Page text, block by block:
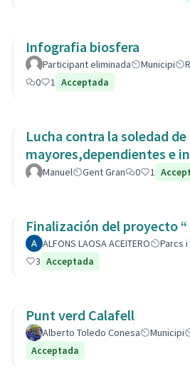
Infografia biosfera
Participant eliminada Municipi
0
1 Acceptada
Lucha contra la soledad
mayores,dependientes e
Manuel Gent Gran 0 1
Finalización del proyecto “
ALFONS LAOSA ACEITERO Parcs
3 Acceptada
Punt verd Calafell
Alberto Toledo Conesa Municipi
Acceptada